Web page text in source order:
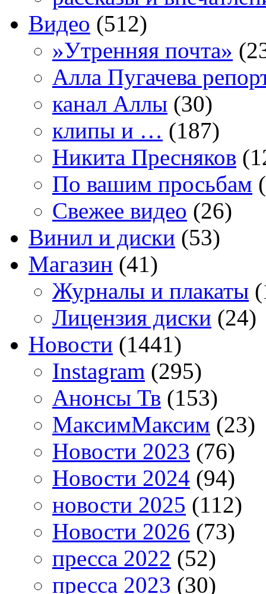
Видео (512)
»Утренняя почта»
Алла Пугачева
канал Аллы (30)
клипы и … (187)
Никита Пресняков
По вашим просьбам
Свежее видео (26)
Винил и диски (53)
Магазин (41)
Журналы и плакаты
Лицензия диски (24)
Новости (1441)
Instagram (295)
Анонсы Тв (153)
МаксимМаксим (23)
Новости 2023 (76)
Новости 2024 (94)
новости 2025 (112)
Новости 2026 (73)
пресса 2022 (52)
пресса 2023 (30)